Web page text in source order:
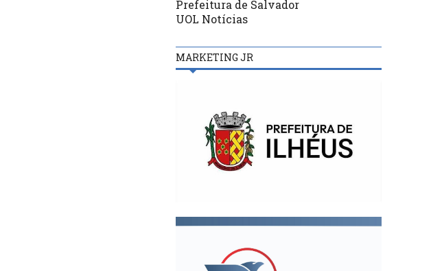
Prefeitura de Salvador
UOL Notícias
MARKETING JR